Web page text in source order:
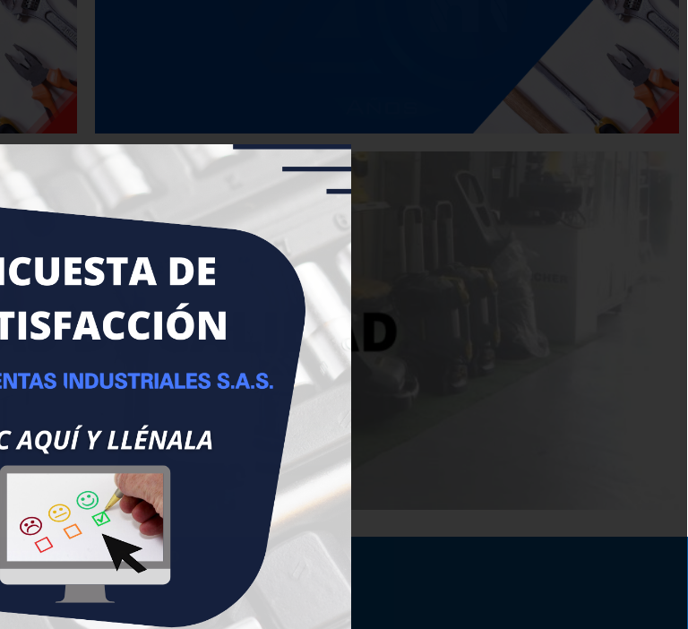
en satisfacer las necesidades de nuestros clientes y partes interesadas gracias al
de entrega de las herramientas y equipos del área industrial. Contamos con recurso
y la mejora continua del Sistema de Gestión de Calidad reconociendo que es
mercado y la conservación de la lealtad de nuestros clientes.
CERTIFICADO DE CALIDAD